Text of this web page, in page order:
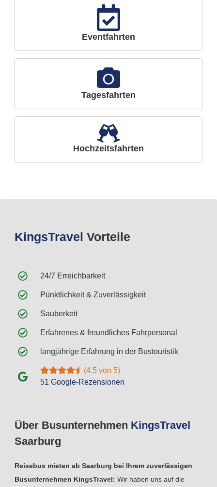
Eventfahrten
Tagesfahrten
Hochzeitsfahrten
Über Busunternehmen KingsTravel
Saarburg
Reisebus mieten ab Saarburg bei Ihrem zuverlässigen
Busunternehmen KingsTravel: Wir haben uns auf die
KingsTravel Vorteile
24/7 Erreichbarkeit
Pünktlichkeit & Zuverlässigkeit
Sauberkeit
Erfahrenes & freundliches Fahrpersonal
langjährige Erfahrung in der Bustouristik
(4.5 von 5)
51 Google-Rezensionen